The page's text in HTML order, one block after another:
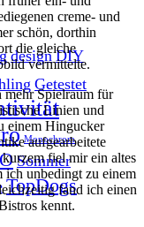
creme- und
schön, dorthin
die gleiche
vermittelte.
mehr Spielraum für
Linien und
einem Hingucker
aufgearbeitete
fiel mir ein altes
ich unbedingt zu einem
fand ich einen
kennt.
design DIY
Getestet
Monochrom
Sommer
TopDogs